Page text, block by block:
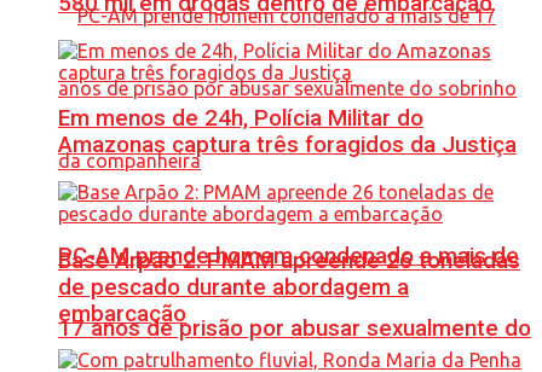
PC-AM prende homem condenado a mais de
17 anos de prisão por abusar sexualmente do
Em menos de 24h, Polícia Militar do
Amazonas captura três foragidos da Justiça
Base Arpão 2: PMAM apreende 26 toneladas
de pescado durante abordagem a
embarcação